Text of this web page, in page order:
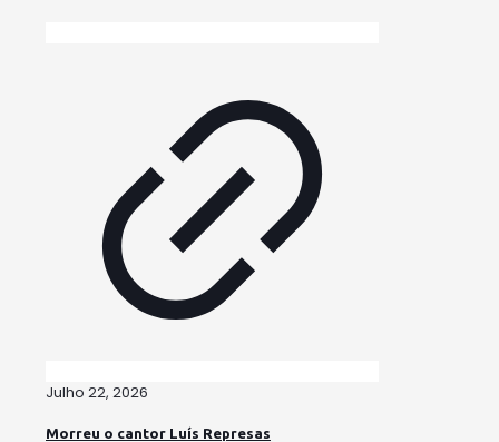
Julho 22, 2026
Morreu o cantor Luís Represas